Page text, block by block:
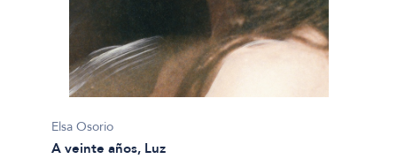
Elsa Osorio
A veinte años, Luz